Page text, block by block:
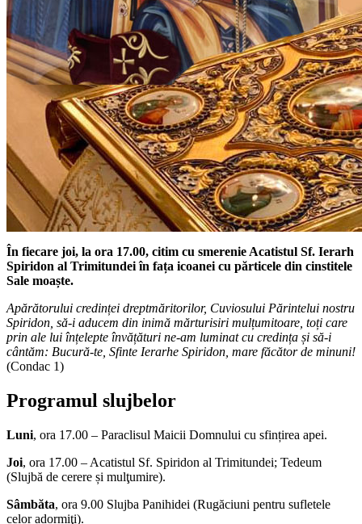
În fiecare joi, la ora 17.00, citim cu smerenie Acatistul Sf. Ierarh
Spiridon al Trimitundei în fața icoanei cu părticele din cinstitele
Sale moaște.
Apărătorului credinței dreptmăritorilor, Cuviosului Părintelui nostru
Spiridon, să-i aducem din inimă mărturisiri mulțumitoare, toți care
prin ale lui înțelepte învățături ne-am luminat cu credința și să-i
cântăm: Bucură-te, Sfinte Ierarhe Spiridon, mare făcător de minuni!
(Condac 1)
Programul slujbelor
Luni, ora 17.00 – Paraclisul Maicii Domnului cu sfințirea apei.
Joi, ora 17.00 – Acatistul Sf. Spiridon al Trimitundei; Tedeum
(Slujbă de cerere și mulţumire).
Sâmbăta, ora 9.00 Slujba Panihidei (Rugăciuni pentru sufletele
celor adormiţi).